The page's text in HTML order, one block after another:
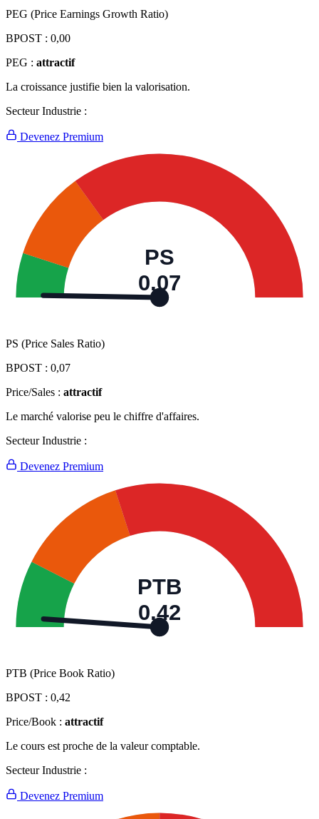
PEG (Price Earnings Growth Ratio)
BPOST : 0,00
PEG : attractif
La croissance justifie bien la valorisation.
Secteur Industrie :
Devenez Premium
PS
0,07
PS (Price Sales Ratio)
BPOST : 0,07
Price/Sales : attractif
Le marché valorise peu le chiffre d'affaires.
Secteur Industrie :
Devenez Premium
PTB
0,42
PTB (Price Book Ratio)
BPOST : 0,42
Price/Book : attractif
Le cours est proche de la valeur comptable.
Secteur Industrie :
Devenez Premium